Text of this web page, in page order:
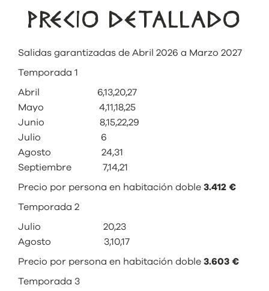
PRECIO DETALLADO
Salidas garantizadas de Abril 2026 a Marzo 2027
Temporada 1
Abril 6,13,20,27
Mayo 4,11,18,25
Junio 8,15,22,29
Julio 6
Agosto 24,31
Septiembre 7,14,21
Precio por persona en habitación doble 3.412 €
Temporada 2
Julio 20,23
Agosto 3,10,17
Precio por persona en habitación doble 3.603 €
Temporada 3